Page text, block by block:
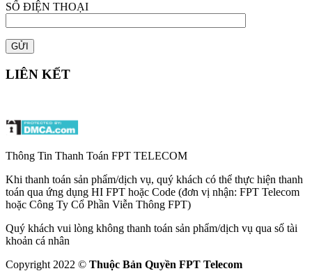
SỐ ĐIỆN THOẠI
LIÊN KẾT
Thông Tin Thanh Toán FPT TELECOM
Khi thanh toán sản phẩm/dịch vụ, quý khách có thể thực hiện thanh
toán qua ứng dụng HI FPT hoặc Code (đơn vị nhận: FPT Telecom
hoặc Công Ty Cổ Phần Viễn Thông FPT)
Quý khách vui lòng không thanh toán sản phẩm/dịch vụ qua số tài
khoản cá nhân
Copyright 2022 © Thuộc Bản Quyền FPT Telecom